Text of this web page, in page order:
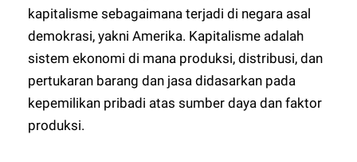
kapitalisme sebagaimana terjadi di negara asal
demokrasi, yakni Amerika. Kapitalisme adalah
sistem ekonomi di mana produksi, distribusi, dan
pertukaran barang dan jasa didasarkan pada
kepemilikan pribadi atas sumber daya dan faktor
produksi.